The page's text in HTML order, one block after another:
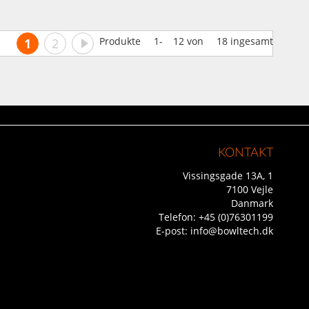
Produkte 1- 12 von 18 ingesamt
SideDu læser i øjeblikket side
1 Side
2 Side
Videre
KONTAKT
Vissingsgade 13A, 1
7100 Vejle
Danmark
Telefon: +45 (0)76301199
E-post: info@bowltech.dk